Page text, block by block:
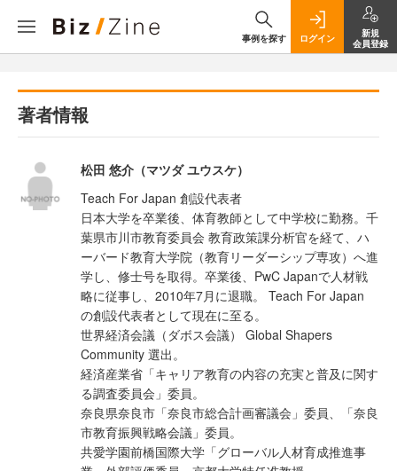
事例を探す ログイン
新規
会員登録
著者情報
松田 悠介（マツダ ユウスケ）
Teach For Japan 創設代表者
日本大学を卒業後、体育教師として中学校に勤務。千
葉県市川市教育委員会 教育政策課分析官を経て、ハ
ーバード教育大学院（教育リーダーシップ専攻）へ進
学し、修士号を取得。卒業後、PwC Japanで人材戦
略に従事し、2010年7月に退職。 Teach For Japan
の創設代表者として現在に至る。
世界経済会議（ダボス会議） Global Shapers
Community 選出。
経済産業省「キャリア教育の内容の充実と普及に関す
る調査委員会」委員。
奈良県奈良市「奈良市総合計画審議会」委員、「奈良
市教育振興戦略会議」委員。
共愛学園前橋国際大学「グローバル人材育成推進事